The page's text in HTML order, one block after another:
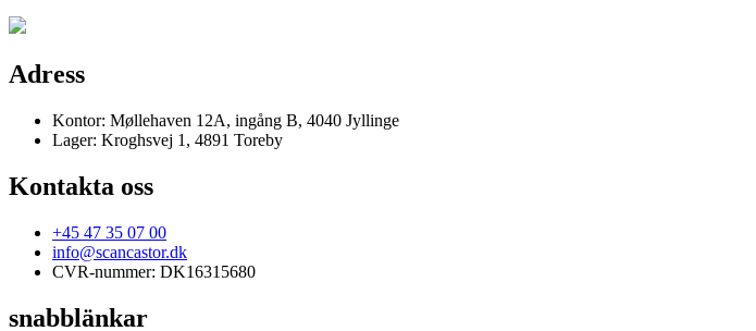
Adress
Kontor: Møllehaven 12A, ingång B, 4040 Jyllinge
Lager: Kroghsvej 1, 4891 Toreby
Kontakta oss
+45 47 35 07 00
info@scancastor.dk
CVR-nummer: DK16315680
snabblänkar